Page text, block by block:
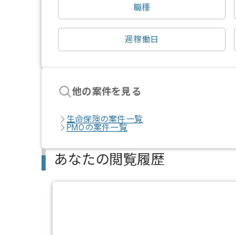
職種
週稼働日
他の案件を見る
生命保険の案件一覧
PMOの案件一覧
あなたの閲覧履歴